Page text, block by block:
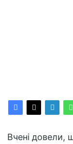
Вчені довели,